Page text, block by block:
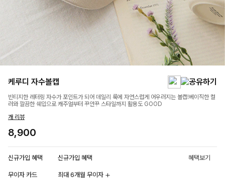
케루디 자수볼캡
빈티지한 레터링 자수가 포인트가 되어 데일리 룩에 자연스럽게 어우러지는 볼캡!베이직한 컬
러와 깔끔한 쉐입으로 캐주얼부터 꾸안꾸 스타일까지 활용도 GOOD
개 리뷰
8,900
신규가입 혜택 신규가입 혜택 혜택보기
무이자 카드 최대 6개월 무이자